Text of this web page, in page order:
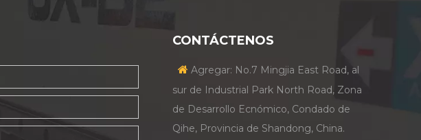
CONTÁCTENOS
 Agregar: No.7 Mingjia East Road, al
sur de Industrial Park North Road, Zona
de Desarrollo Ecnómico, Condado de
Qihe, Provincia de Shandong, China.